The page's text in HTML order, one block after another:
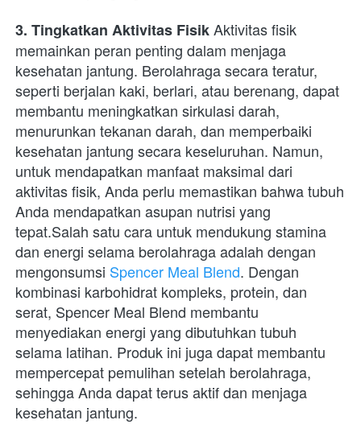
3. Tingkatkan Aktivitas Fisik Aktivitas fisik
memainkan peran penting dalam menjaga
kesehatan jantung. Berolahraga secara teratur,
seperti berjalan kaki, berlari, atau berenang, dapat
membantu meningkatkan sirkulasi darah,
menurunkan tekanan darah, dan memperbaiki
kesehatan jantung secara keseluruhan. Namun,
untuk mendapatkan manfaat maksimal dari
aktivitas fisik, Anda perlu memastikan bahwa tubuh
Anda mendapatkan asupan nutrisi yang
tepat.Salah satu cara untuk mendukung stamina
dan energi selama berolahraga adalah dengan
mengonsumsi Spencer Meal Blend. Dengan
kombinasi karbohidrat kompleks, protein, dan
serat, Spencer Meal Blend membantu
menyediakan energi yang dibutuhkan tubuh
selama latihan. Produk ini juga dapat membantu
mempercepat pemulihan setelah berolahraga,
sehingga Anda dapat terus aktif dan menjaga
kesehatan jantung.